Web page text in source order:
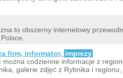
to obszerny internetowy
firm, informator, imprezy
można codzienne informacje z
galerie zdjęć z Rybnika i